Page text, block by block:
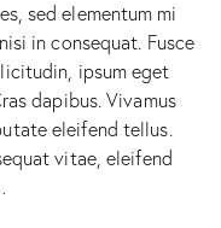
sed elementum mi
in consequat. Fusce
ipsum eget
dapibus. Vivamus
eleifend tellus.
vitae, eleifend